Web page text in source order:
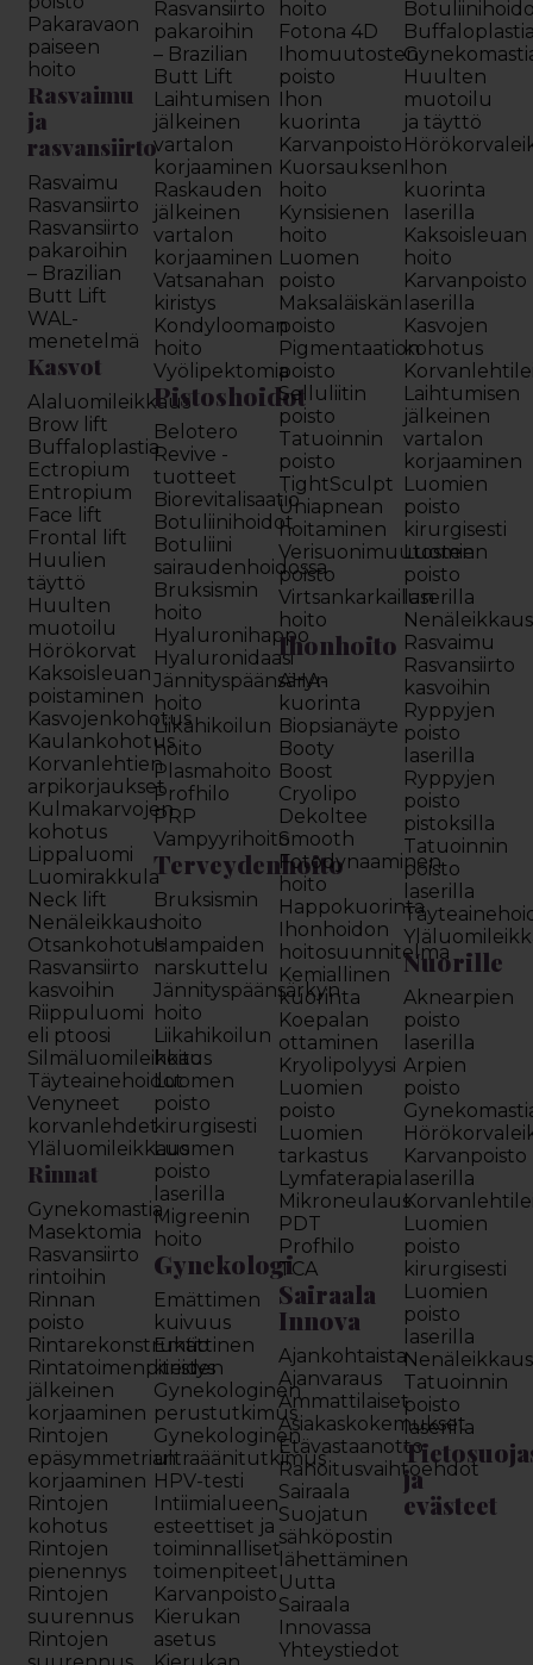
Pakaravaon
paiseen
hoito
Rasvaimu
ja
rasvansiirto
Rasvaimu
Rasvansiirto
Rasvansiirto
pakaroihin
– Brazilian
Butt Lift
WAL-
menetelmä
Kasvot
Alaluomileikkaus
Brow lift
Buffaloplastia
Ectropium
Entropium
Face lift
Frontal lift
Huulien
täyttö
Huulten
muotoilu
Hörökorvat
Kaksoisleuan
poistaminen
Kasvojenkohotus
Kaulankohotus
Korvanlehtien
arpikorjaukset
Kulmakarvojen
kohotus
Lippaluomi
Luomirakkula
Neck lift
Nenäleikkaus
Otsankohotus
Rasvansiirto
kasvoihin
Riippuluomi
eli ptoosi
Silmäluomileikkaus
Täyteainehoidot
Venyneet
korvanlehdet
Yläluomileikkaus
Rinnat
Gynekomastia
Masektomia
Rasvansiirto
rintoihin
Rinnan
poisto
Rintarekonstruktio
Rintatoimenpiteiden
jälkeinen
korjaaminen
Rintojen
epäsymmetrian
korjaaminen
Rintojen
kohotus
Rintojen
pienennys
Rintojen
suurennus
Rintojen
Rasvansiirto
pakaroihin
– Brazilian
Butt Lift
Laihtumisen
jälkeinen
vartalon
korjaaminen
Raskauden
jälkeinen
vartalon
korjaaminen
Vatsanahan
kiristys
Kondylooman
hoito
Vyölipektomia
Pistoshoidot
Belotero
Revive -
tuotteet
Biorevitalisaatio
Botuliinihoidot
Botuliini
sairaudenhoidossa
Bruksismin
hoito
Hyaluronihappo
Hyaluronidaasi
Jännityspäänsäryn
hoito
Liikahikoilun
hoito
Plasmahoito
Profhilo
PRP
Vampyyrihoito
Terveydenhoito
Bruksismin
hoito
Hampaiden
narskuttelu
Jännityspäänsärkyn
hoito
Liikahikoilun
hoito
Luomen
poisto
kirurgisesti
Luomen
poisto
laserilla
Migreenin
hoito
Gynekologi
Emättimen
kuivuus
Emättinen
kiristys
Gynekologinen
perustutkimus
Gynekologinen
ultraäänitutkimus
HPV-testi
Intiimialueen
esteettiset ja
toiminnalliset
toimenpiteet
Karvanpoisto
Kierukan
asetus
hoito
Fotona 4D
Ihomuutosten
poisto
Ihon
kuorinta
Karvanpoisto
Kuorsauksen
hoito
Kynsisienen
hoito
Luomen
poisto
Maksaläiskän
poisto
Pigmentaation
poisto
Selluliitin
poisto
Tatuoinnin
poisto
TightSculpt
Uniapnean
hoitaminen
Verisuonimuutosten
poisto
Virtsankarkailun
hoito
Ihonhoito
AHA-
kuorinta
Biopsianäyte
Booty
Boost
Cryolipo
Dekoltee
Smooth
Fotodynaaminen
hoito
Happokuorinta
Ihonhoidon
hoitosuunnitelma
Kemiallinen
kuorinta
Koepalan
ottaminen
Kryolipolyysi
Luomien
poisto
Luomien
tarkastus
Lymfaterapia
Mikroneulaus
PDT
Profhilo
TCA
Sairaala
Innova
Ajankohtaista
Ajanvaraus
Ammattilaiset
Asiakaskokemukset
Etävastaanotto
Rahoitusvaihtoehdot
Sairaala
Suojatun
sähköpostin
lähettäminen
Uutta
Sairaala
Innovassa
Yhteystiedot
Huulten
muotoilu
ja täyttö
Ihon
kuorinta
laserilla
Kaksoisleuan
hoito
Karvanpoisto
laserilla
Kasvojen
kohotus
Laihtumisen
jälkeinen
vartalon
korjaaminen
Luomien
poisto
kirurgisesti
Luomien
poisto
laserilla
Nenäleikkaus
Rasvaimu
Rasvansiirto
kasvoihin
Ryppyjen
poisto
laserilla
Ryppyjen
poisto
pistoksilla
Tatuoinnin
poisto
laserilla
Nuorille
Aknearpien
poisto
laserilla
Arpien
poisto
Karvanpoisto
laserilla
Luomien
poisto
kirurgisesti
Luomien
poisto
laserilla
Nenäleikkaus
Tatuoinnin
poisto
laserilla
ja
evästeet